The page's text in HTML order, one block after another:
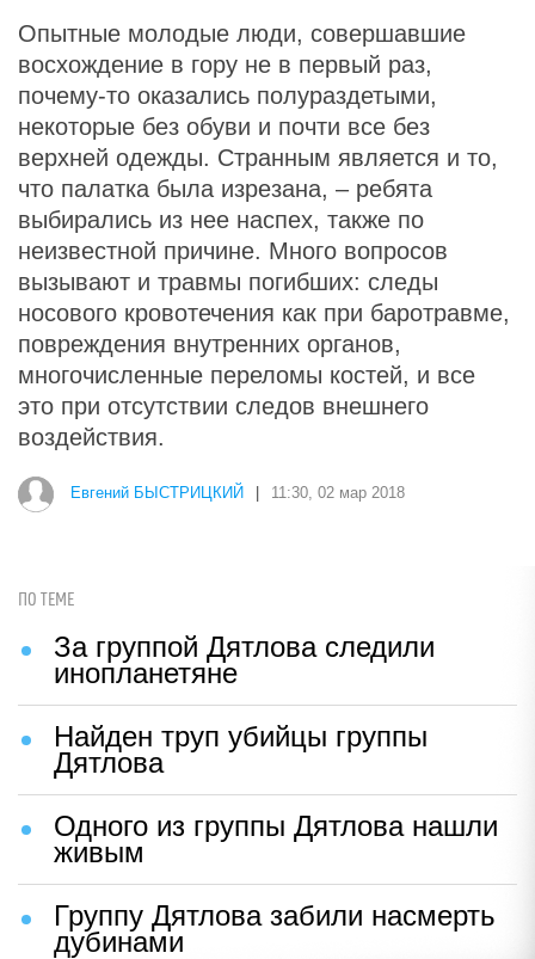
Опытные молодые люди, совершавшие
восхождение в гору не в первый раз,
почему-то оказались полураздетыми,
некоторые без обуви и почти все без
верхней одежды. Странным является и то,
что палатка была изрезана, – ребята
выбирались из нее наспех, также по
неизвестной причине. Много вопросов
вызывают и травмы погибших: следы
носового кровотечения как при баротравме,
повреждения внутренних органов,
многочисленные переломы костей, и все
это при отсутствии следов внешнего
воздействия.
Евгений БЫСТРИЦКИЙ 11:30, 02 мар 2018
ПО ТЕМЕ
За группой Дятлова следили
инопланетяне
Найден труп убийцы группы
Дятлова
Одного из группы Дятлова нашли
живым
Группу Дятлова забили насмерть
дубинами